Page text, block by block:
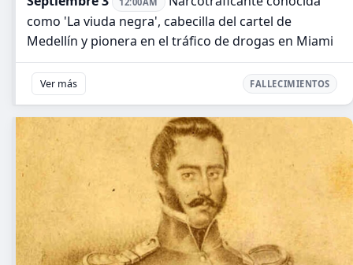
como 'La viuda negra', cabecilla del cartel de
Medellín y pionera en el tráfico de drogas en Miami
Ver más FALLECIMIENTOS